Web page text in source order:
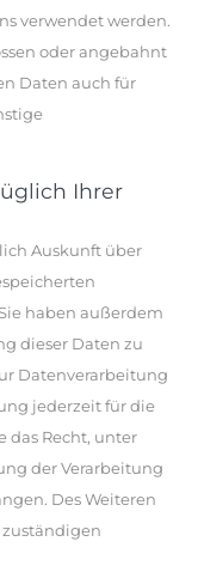
verwendet werden.
oder angebahnt
Daten auch für
Ihrer
Auskunft über
haben außerdem
dieser Daten zu
Datenverarbeitung
jederzeit für die
das Recht, unter
der Verarbeitung
Des Weiteren